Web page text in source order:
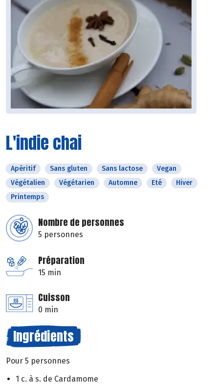
L'indie chai
Apéritif Sans gluten Sans lactose
Vegan
Végétalien
Végétarien Automne Eté
Hiver
Printemps
Nombre de personnes
5 personnes
Préparation
15 min
Cuisson
0 min
Ingrédients
Pour 5 personnes
1 c. à s. de Cardamome